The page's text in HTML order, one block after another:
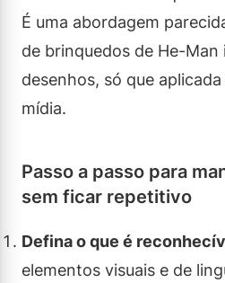
É uma abordagem
de brinquedos de He-Man
desenhos, só que
mídia.
Passo a passo para
sem ficar repetitivo
Defina o que é
elementos visuais e de